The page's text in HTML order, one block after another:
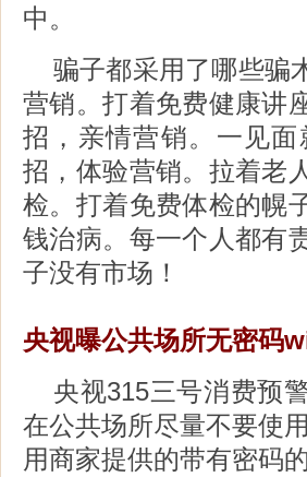
中。
骗子都采用了哪些骗
营销。打着免费健康讲
招，亲情营销。一见
招，体验营销。拉着老
检。打着免费体检的幌
钱治病。每一个人都有
子没有市场！
央视曝公共场所无密码
央视315三号消费预
在公共场所尽量不要使
用商家提供的带有密码